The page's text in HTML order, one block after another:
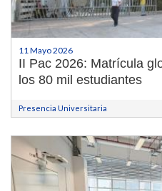
11 Mayo 2026
II Pac 2026: Matrícula
los 80 mil estudiantes
Presencia Universitaria